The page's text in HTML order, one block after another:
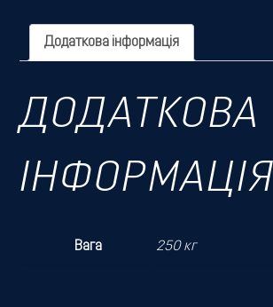
Додаткова інформація
ДОДАТКОВА
ІНФОРМАЦІЯ
Вага 250 кг